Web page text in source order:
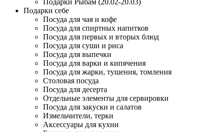
Подарки Рыбам (20.02-20.03)
Подарки себе
Посуда для чая и кофе
Посуда для спиртных напитков
Посуда для первых и вторых блюд
Посуда для суши и риса
Посуда для выпечки
Посуда для варки и кипячения
Посуда для жарки, тушения, томления
Столовая посуда
Посуда для десерта
Отдельные элементы для сервировки
Посуда для закуски и салатов
Измельчители, терки
Аксессуары для кухни